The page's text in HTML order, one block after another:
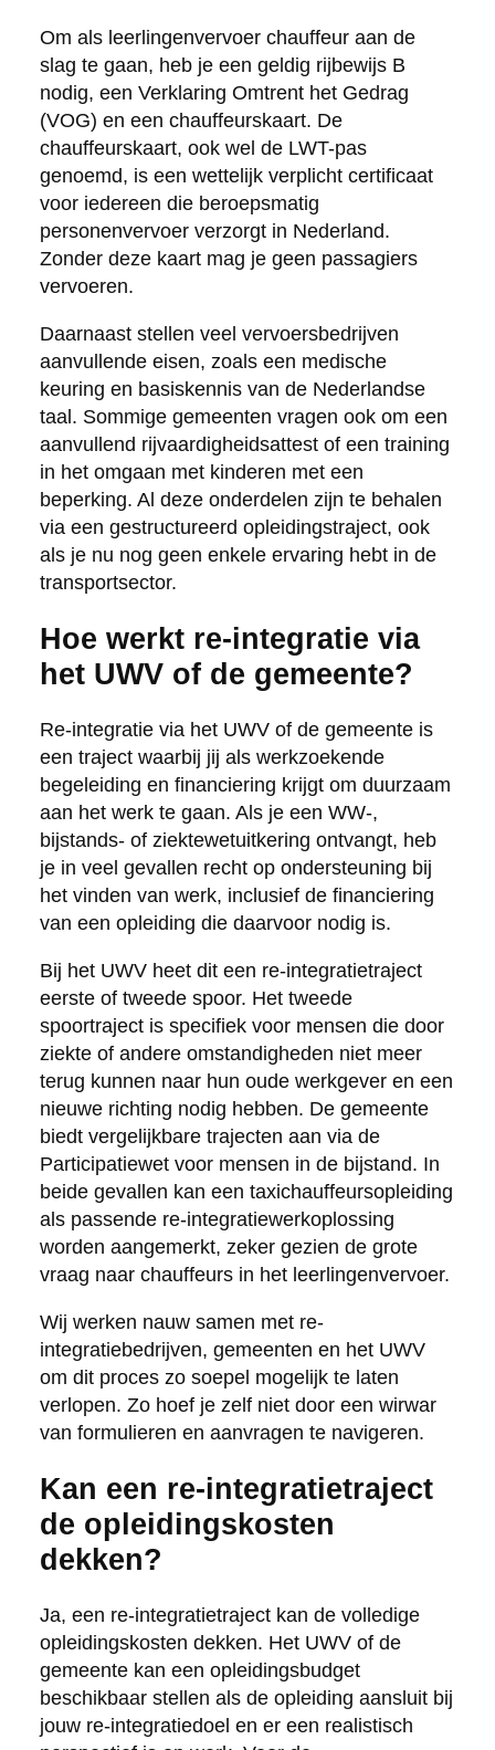
Om als leerlingenvervoer chauffeur aan de
slag te gaan, heb je een geldig rijbewijs B
nodig, een Verklaring Omtrent het Gedrag
(VOG) en een chauffeurskaart. De
chauffeurskaart, ook wel de LWT-pas
genoemd, is een wettelijk verplicht certificaat
voor iedereen die beroepsmatig
personenvervoer verzorgt in Nederland.
Zonder deze kaart mag je geen passagiers
vervoeren.
Daarnaast stellen veel vervoersbedrijven
aanvullende eisen, zoals een medische
keuring en basiskennis van de Nederlandse
taal. Sommige gemeenten vragen ook om een
aanvullend rijvaardigheidsattest of een training
in het omgaan met kinderen met een
beperking. Al deze onderdelen zijn te behalen
via een gestructureerd opleidingstraject, ook
als je nu nog geen enkele ervaring hebt in de
transportsector.
Hoe werkt re-integratie via
het UWV of de gemeente?
Re-integratie via het UWV of de gemeente is
een traject waarbij jij als werkzoekende
begeleiding en financiering krijgt om duurzaam
aan het werk te gaan. Als je een WW-,
bijstands- of ziektewetuitkering ontvangt, heb
je in veel gevallen recht op ondersteuning bij
het vinden van werk, inclusief de financiering
van een opleiding die daarvoor nodig is.
Bij het UWV heet dit een re-integratietraject
eerste of tweede spoor. Het tweede
spoortraject is specifiek voor mensen die door
ziekte of andere omstandigheden niet meer
terug kunnen naar hun oude werkgever en een
nieuwe richting nodig hebben. De gemeente
biedt vergelijkbare trajecten aan via de
Participatiewet voor mensen in de bijstand. In
beide gevallen kan een taxichauffeursopleiding
als passende re-integratiewerkoplossing
worden aangemerkt, zeker gezien de grote
vraag naar chauffeurs in het leerlingenvervoer.
Wij werken nauw samen met re-
integratiebedrijven, gemeenten en het UWV
om dit proces zo soepel mogelijk te laten
verlopen. Zo hoef je zelf niet door een wirwar
van formulieren en aanvragen te navigeren.
Kan een re-integratietraject
de opleidingskosten
dekken?
Ja, een re-integratietraject kan de volledige
opleidingskosten dekken. Het UWV of de
gemeente kan een opleidingsbudget
beschikbaar stellen als de opleiding aansluit bij
jouw re-integratiedoel en er een realistisch